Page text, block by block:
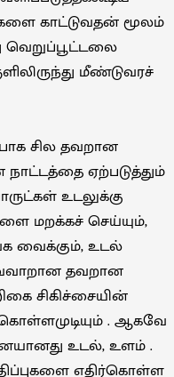
காட்டுவதன் மூலம்
மீண்டுவரச்
சில தவறான
ஏற்படுத்தும்
உடலுக்கு
மறக்கச் செய்யும்,
வைக்கும், உடல்
தவறான
சிகிச்சையின்
. ஆகவே
உடல், உளம் .
எதிர்கொள்ள